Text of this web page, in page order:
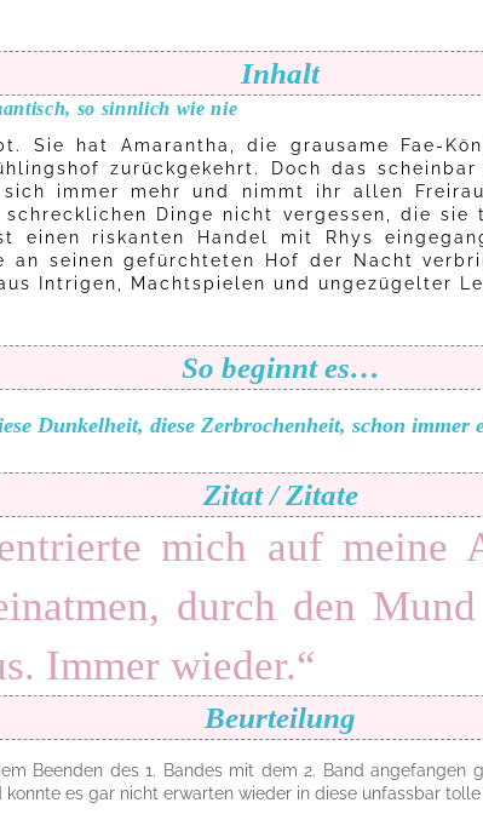
Inhalt
so sinnlich wie nie
Sie hat Amarantha, die grausame Fae-
zurückgekehrt. Doch das
immer mehr und nimmt ihr allen
Dinge nicht vergessen, die sie
einen riskanten Handel mit Rhys
an seinen gefürchteten Hof der Nacht
Intrigen, Machtspielen und ungezügelter
So beginnt es…
Dunkelheit, diese Zerbrochenheit, schon immer
Zitat / Zitate
mich auf meine
durch den
Immer wieder.“
Beurteilung
Beenden des 1. Bandes mit dem 2. Band angefangen
es gar nicht erwarten wieder in diese unfassbar